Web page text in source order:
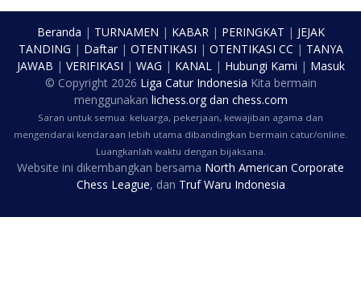
Beranda | TURNAMEN | KABAR| PERINGKAT | JEJAK
TANDING | Daftar| OTENTIKASI | OTENTIKASI CC | TANYA
JAWAB | VERIFIKASI | WAG | KANAL| Hubungi Kami | Masuk
© Copyright 2026 Liga Catur Indonesia Kita bermain
menggunakan lichess.orgdan chess.com
Saran untuk semua: keluarga, pekerjaan, kewajiban agama dan
mengendarai kendaraan lebih utama dibandingkan bermain catur/online.
Luangkanlah waktu dengan bijaksana.
Website ini dikembangkan bersama North American Corporate
Chess League, dan Truf Waru Indonesia